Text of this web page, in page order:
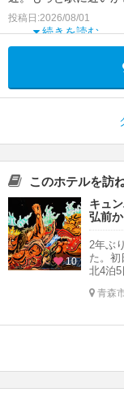
ました。東横インの
続きを読む
投稿日:2026/08/01
このホテルを訪
10
キュ
弘前
2年ぶ
た。初
北4泊5
青森